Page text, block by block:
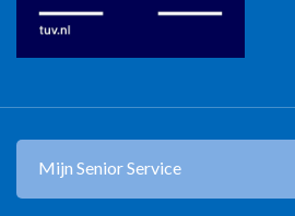
Mijn Senior Service